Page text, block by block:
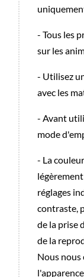
- Tous les
sur les
- Utilisez
avec les
- Avant
mode
- La
réglages
contraste,
de la prise
de la
Nous